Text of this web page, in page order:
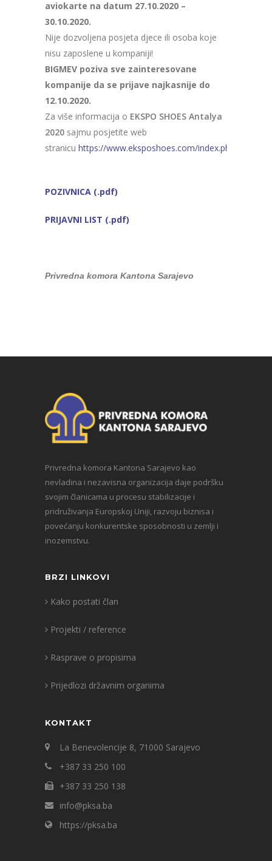
aviokarte na datum 27.10.2020 –
30.10.2020.
Nije dozvoljena posjeta djece ili osoba koje
nisu zaposlene u kompaniji!
BIGMEV poziva sve zainteresovane
kompanije da se prijave najkasnije do
12.10.2020.
Za više informacija o EKSPO SHOES Antalya
2020 sajmu posjetite web
stranicu https://www.eksposhoes.com/index.php
POZIVNICA (.pdf)
PRIJAVNI LIST (.pdf)
Privredna komora Kantona Sarajevo
Privredna komora Kantona Sarajevo kao
nevladina i nezavisna organizacija daje podršku
svojim članicama u procesu stabilizacije i
pridruživanja Europskoj Uniji, razvoju biznisa i
povećanju konkurentske sposobnosti u zemlji i
inozemstvu.
BRZI LINKOVI
Kako postati član
Projekti / reference
Rasprave o propisima
Prijedlozi državnim organima
KONTAKT
La Benevolencije 8, 71000 Sarajevo
+387 33 250 100
+387 33 250 138
info@pksa.ba
https://pksa.ba